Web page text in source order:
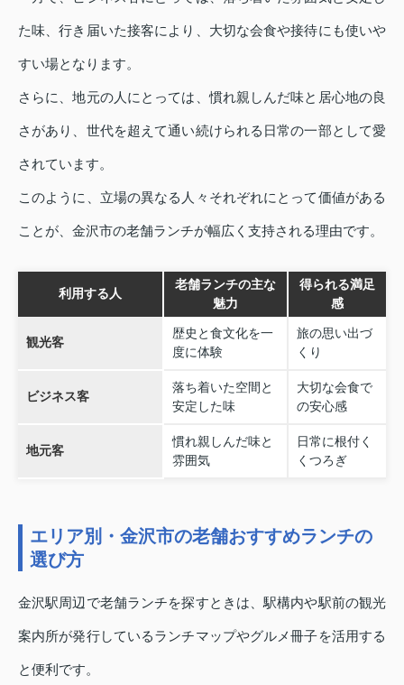
た味、行き届いた接客により、大切な会食や接待にも使いや
すい場となります。
さらに、地元の人にとっては、慣れ親しんだ味と居心地の良
さがあり、世代を超えて通い続けられる日常の一部として愛
されています。
このように、立場の異なる人々それぞれにとって価値がある
ことが、金沢市の老舗ランチが幅広く支持される理由です。
利用する人
老舗ランチの主な
魅力
得られる満足
感
観光客
歴史と食文化を一
度に体験
旅の思い出づ
くり
ビジネス客
落ち着いた空間と
安定した味
大切な会食で
の安心感
地元客
慣れ親しんだ味と
雰囲気
日常に根付く
くつろぎ
エリア別・金沢市の老舗おすすめランチの
選び方
金沢駅周辺で老舗ランチを探すときは、駅構内や駅前の観光
案内所が発行しているランチマップやグルメ冊子を活用する
と便利です。